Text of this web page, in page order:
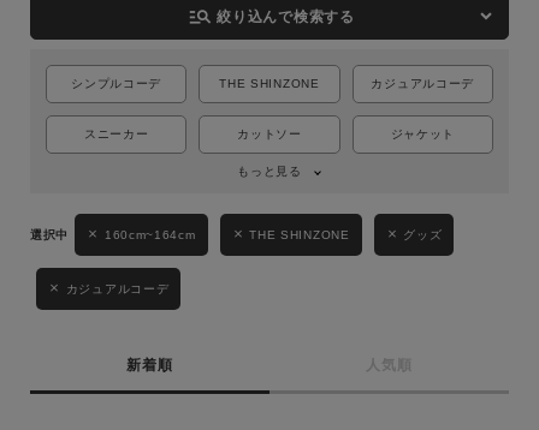
キーワード
MENS LADIES KIDS
カテゴリ
manage_search 絞り込んで検索する
シンプルコーデ THE SHINZONE カジュアルコーデ
スニーカー カットソー ジャケット
もっと見る
160cm~164cm THE SHINZONE グッズ
カジュアルコーデ
新着順 人気順